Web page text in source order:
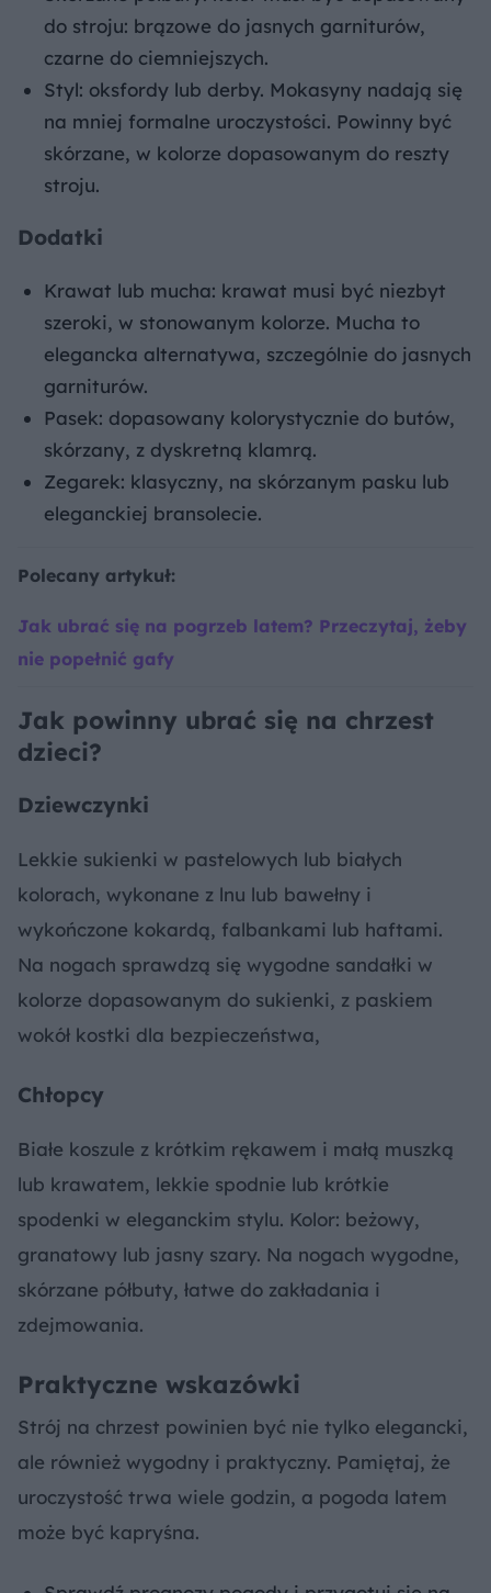
do stroju: brązowe do jasnych garniturów,
czarne do ciemniejszych.
Styl: oksfordy lub derby. Mokasyny nadają się
na mniej formalne uroczystości. Powinny być
skórzane, w kolorze dopasowanym do reszty
stroju.
Dodatki
Krawat lub mucha: krawat musi być niezbyt
szeroki, w stonowanym kolorze. Mucha to
elegancka alternatywa, szczególnie do jasnych
garniturów.
Pasek: dopasowany kolorystycznie do butów,
skórzany, z dyskretną klamrą.
Zegarek: klasyczny, na skórzanym pasku lub
eleganckiej bransolecie.
Polecany artykuł:
Jak ubrać się na pogrzeb latem? Przeczytaj, żeby
nie popełnić gafy
Jak powinny ubrać się na chrzest
dzieci?
Dziewczynki
Lekkie sukienki w pastelowych lub białych
kolorach, wykonane z lnu lub bawełny i
wykończone kokardą, falbankami lub haftami.
Na nogach sprawdzą się wygodne sandałki w
kolorze dopasowanym do sukienki, z paskiem
wokół kostki dla bezpieczeństwa,
Chłopcy
Białe koszule z krótkim rękawem i małą muszką
lub krawatem, lekkie spodnie lub krótkie
spodenki w eleganckim stylu. Kolor: beżowy,
granatowy lub jasny szary. Na nogach wygodne,
skórzane półbuty, łatwe do zakładania i
zdejmowania.
Praktyczne wskazówki
Strój na chrzest powinien być nie tylko elegancki,
ale również wygodny i praktyczny. Pamiętaj, że
uroczystość trwa wiele godzin, a pogoda latem
może być kapryśna.